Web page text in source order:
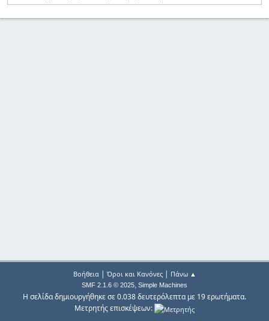
Βοήθεια| Όροι και Κανόνες| Πάνω ▲
SMF 2.1.6 © 2025, Simple Machines
Η σελίδα δημιουργήθηκε σε 0.038 δευτερόλεπτα με 19 ερωτήματα.
Μετρητής επισκέψεων: